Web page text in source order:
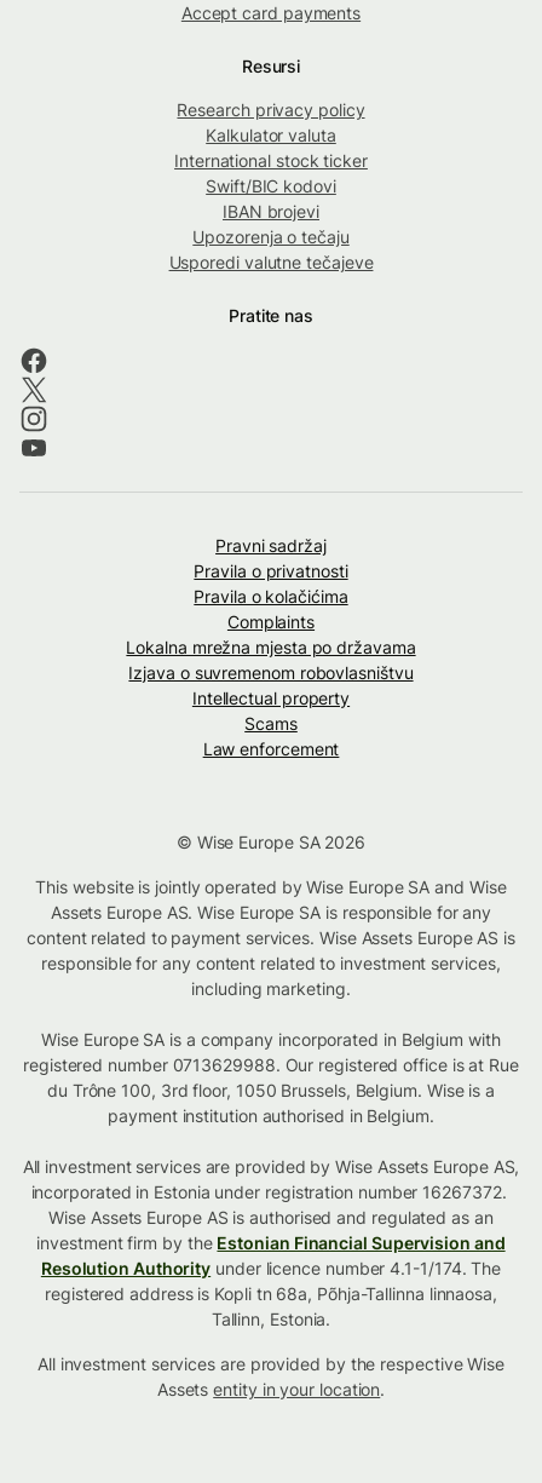
Accept card payments
Resursi
Research privacy policy
Kalkulator valuta
International stock ticker
Swift/BIC kodovi
IBAN brojevi
Upozorenja o tečaju
Usporedi valutne tečajeve
Pratite nas
Pravni sadržaj
Pravila o privatnosti
Pravila o kolačićima
Complaints
Lokalna mrežna mjesta po državama
Izjava o suvremenom robovlasništvu
Intellectual property
Scams
Law enforcement
© Wise Europe SA 2026
This website is jointly operated by Wise Europe SA and Wise
Assets Europe AS. Wise Europe SA is responsible for any
content related to payment services. Wise Assets Europe AS is
responsible for any content related to investment services,
including marketing.
Wise Europe SA is a company incorporated in Belgium with
registered number 0713629988. Our registered office is at Rue
du Trône 100, 3rd floor, 1050 Brussels, Belgium. Wise is a
payment institution authorised in Belgium.
All investment services are provided by Wise Assets Europe AS,
incorporated in Estonia under registration number 16267372.
Wise Assets Europe AS is authorised and regulated as an
investment firm by the Estonian Financial Supervision and
Resolution Authority under licence number 4.1-1/174. The
registered address is Kopli tn 68a, Põhja-Tallinna linnaosa,
Tallinn, Estonia.
All investment services are provided by the respective Wise
Assetsentity in your location.